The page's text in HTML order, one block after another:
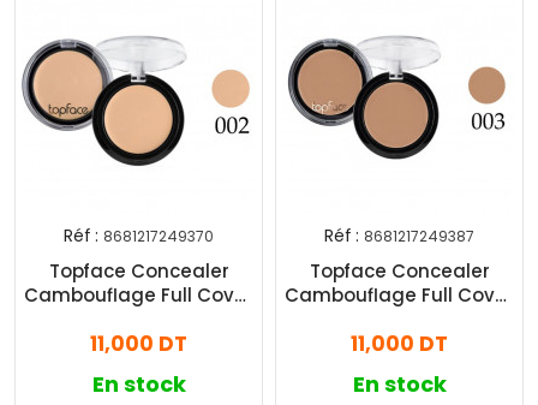
Réf : 8681217249370
Topface Concealer
Cambouflage Full Cover
11,000 DT
En stock
Réf : 8681217249387
Topface Concealer
Cambouflage Full Cover
11,000 DT
En stock